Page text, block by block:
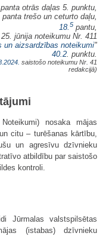
panta otrās daļas 5. punktu,
panta trešo un ceturto daļu,
18.5 pantu,
jūnija noteikumu Nr. 411
un aizsardzības noteikumi"
40.2. punktu.
saistošo noteikumu Nr. 41
redakcijā)
nosaka mājas
citu – turēšanas kārtību,
un agresīvu dzīvnieku
atbildību par saistošo
kontroli.
Jūrmalas valstspilsētas
(istabas) dzīvnieku